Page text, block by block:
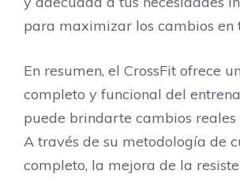
para maximizar los cambios en
En resumen, el CrossFit ofrece
completo y funcional del
puede brindarte cambios reales
A través de su metodología de
completo, la mejora de la